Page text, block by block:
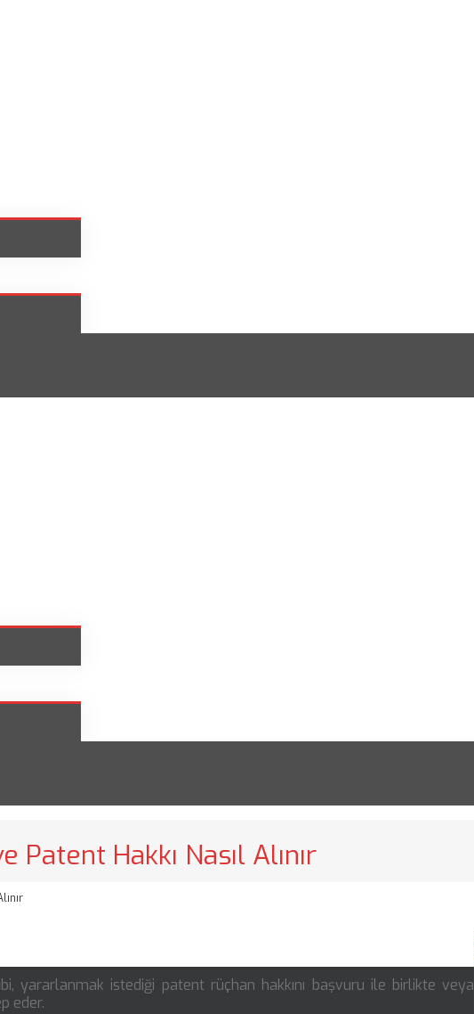
Hakkı Nasıl Alınır
yararlanmak istediği patent rüçhan hakkını başvuru ile birlikte veya
eder.